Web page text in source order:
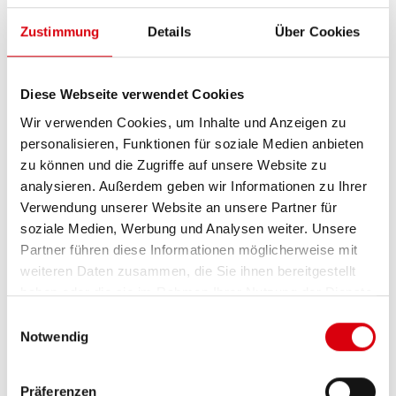
Zustimmung Details Über Cookies
Diese Webseite verwendet Cookies
Wir verwenden Cookies, um Inhalte und Anzeigen zu
personalisieren, Funktionen für soziale Medien anbieten
zu können und die Zugriffe auf unsere Website zu
analysieren. Außerdem geben wir Informationen zu Ihrer
Verwendung unserer Website an unsere Partner für
soziale Medien, Werbung und Analysen weiter. Unsere
Partner führen diese Informationen möglicherweise mit
weiteren Daten zusammen, die Sie ihnen bereitgestellt
haben oder die sie im Rahmen Ihrer Nutzung der Dienste
Notwendig
Präferenzen
Regulärer Preis:
2,49 €
IN DEN WARENKORB
Zutaten
PORTION
Zutaten für Schoko Cupcakes
220 gZucker
15 gSchwarzer Kakao
165 gMehl
100 mlheißes Wasser